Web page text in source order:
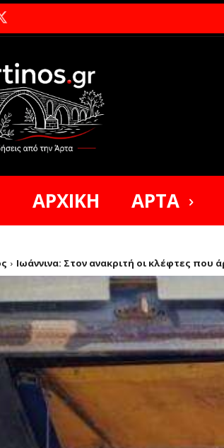
ΑΡΧΙΚΗ ΑΡΤΑ
Ιωάννινα: Στον ανακριτή οι κλέφτες